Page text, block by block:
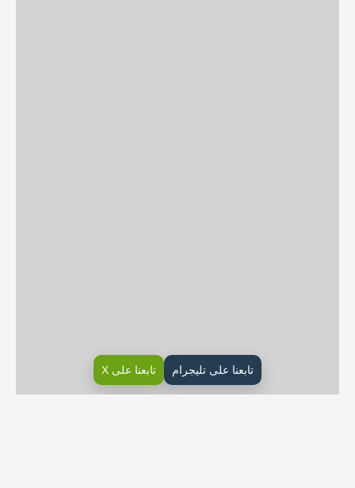
تابعنا على تليجرام تابعنا على X